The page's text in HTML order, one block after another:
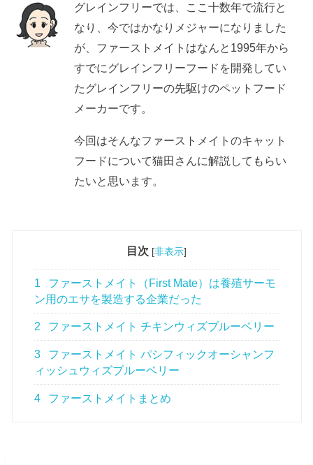
グレインフリーでは、ここ十数年で流行と
なり、今ではかなりメジャーになりました
が、ファーストメイトはなんと1995年から
すでにグレインフリーフードを開発してい
たグレインフリーの先駆けのペットフード
メーカーです。
今回はそんなファーストメイトのキャット
フードについて猫田さんに解説してもらい
たいと思います。
目次 [非表示]
1
ファーストメイト（First Mate）は養殖サーモ
ン用のエサを製造する企業だった
2 ファーストメイト チキンウィズブルーベリー
3
ファーストメイト パシフィックオーシャンフ
ィッシュウィズブルーベリー
4 ファーストメイトまとめ